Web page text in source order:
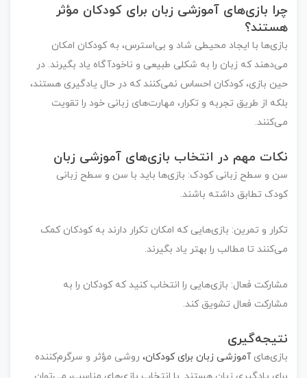
بازی‌های آموزشی زبان برای کودکان مؤثر
با ایجاد محیطی شاد و بی‌استرس، به کودکان امکان
که زبان را به شکلی طبیعی و ناخودآگاه یاد بگیرند. در
بازی، کودکان احساس نمی‌کنند که در حال یادگیری هستند،
از طریق تجربه و تکرار، مهارت‌های زبانی خود را تقویت
مهم در انتخاب بازی‌های آموزشی زبان
و سطح زبانی کودک :بازی‌ها باید با سن و سطح زبانی
تطابق داشته باشند.
و تمرین:بازی‌هایی که امکان تکرار دارند به کودکان کمک
تا مطالب را بهتر یاد بگیرند.
فعال: بازی‌هایی را انتخاب کنید که کودکان را به
فعال تشویق کند.
آموزشی زبان برای کودکان،روشی مؤثر و سرگرم‌کننده